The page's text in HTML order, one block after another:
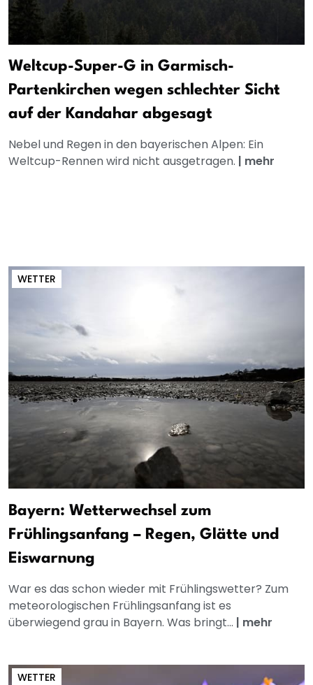
Weltcup-Super-G in Garmisch-
Partenkirchen wegen schlechter Sicht
auf der Kandahar abgesagt
Nebel und Regen in den bayerischen Alpen: Ein
Weltcup-Rennen wird nicht ausgetragen. | mehr
WETTER
Bayern: Wetterwechsel zum
Frühlingsanfang – Regen, Glätte und
Eiswarnung
War es das schon wieder mit Frühlingswetter? Zum
meteorologischen Frühlingsanfang ist es
überwiegend grau in Bayern. Was bringt... | mehr
WETTER